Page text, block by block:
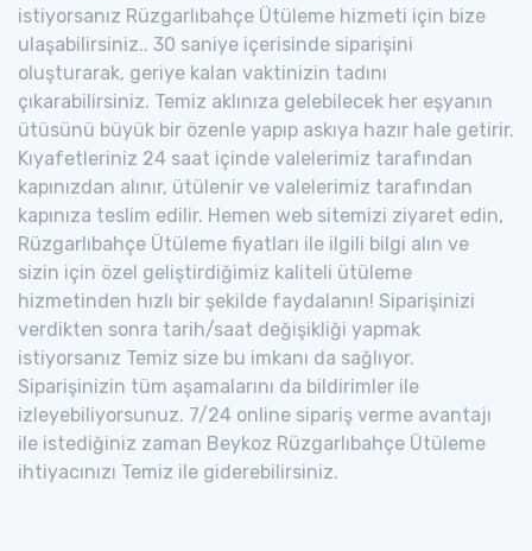
istiyorsanız Rüzgarlıbahçe Ütüleme hizmeti için bize
ulaşabilirsiniz.. 30 saniye içerisinde siparişini
oluşturarak, geriye kalan vaktinizin tadını
çıkarabilirsiniz. Temiz aklınıza gelebilecek her eşyanın
ütüsünü büyük bir özenle yapıp askıya hazır hale getirir.
Kıyafetleriniz 24 saat içinde valelerimiz tarafından
kapınızdan alınır, ütülenir ve valelerimiz tarafından
kapınıza teslim edilir. Hemen web sitemizi ziyaret edin,
Rüzgarlıbahçe Ütüleme fiyatları ile ilgili bilgi alın ve
sizin için özel geliştirdiğimiz kaliteli ütüleme
hizmetinden hızlı bir şekilde faydalanın! Siparişinizi
verdikten sonra tarih/saat değişikliği yapmak
istiyorsanız Temiz size bu imkanı da sağlıyor.
Siparişinizin tüm aşamalarını da bildirimler ile
izleyebiliyorsunuz. 7/24 online sipariş verme avantajı
ile istediğiniz zaman Beykoz Rüzgarlıbahçe Ütüleme
ihtiyacınızı Temiz ile giderebilirsiniz.